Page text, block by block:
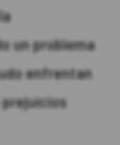
un problema
enfrentan